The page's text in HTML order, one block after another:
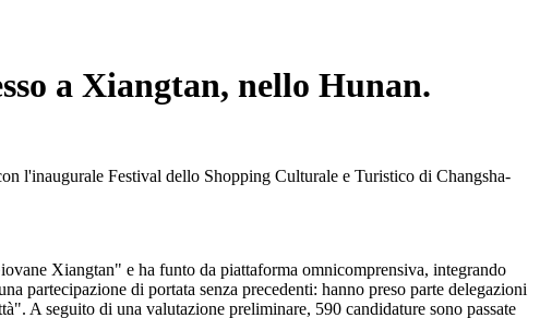
a Xiangtan, nello Hunan.
l'inaugurale Festival dello Shopping Culturale e Turistico di Changsha-
Xiangtan" e ha funto da piattaforma omnicomprensiva, integrando
partecipazione di portata senza precedenti: hanno preso parte delegazioni
A seguito di una valutazione preliminare, 590 candidature sono passate